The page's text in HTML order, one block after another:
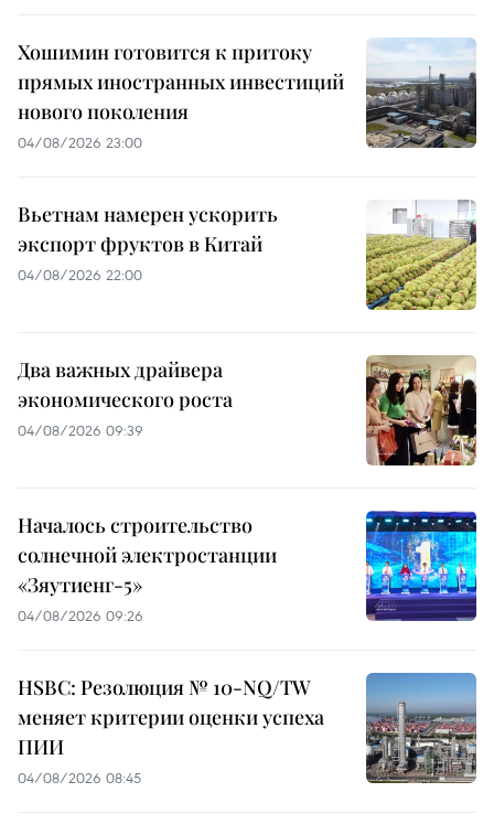
Хошимин готовится к притоку
прямых иностранных инвестиций
нового поколения
04/08/2026 23:00
Вьетнам намерен ускорить
экспорт фруктов в Китай
04/08/2026 22:00
Два важных драйвера
экономического роста
04/08/2026 09:39
Началось строительство
солнечной электростанции
«Зяутиенг-5»
04/08/2026 09:26
HSBC: Резолюция № 10-NQ/TW
меняет критерии оценки успеха
ПИИ
04/08/2026 08:45